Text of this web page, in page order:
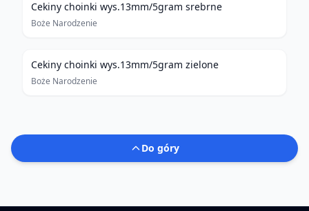
Cekiny choinki wys.13mm/5gram srebrne
Boże Narodzenie
Cekiny choinki wys.13mm/5gram zielone
Boże Narodzenie
Do góry